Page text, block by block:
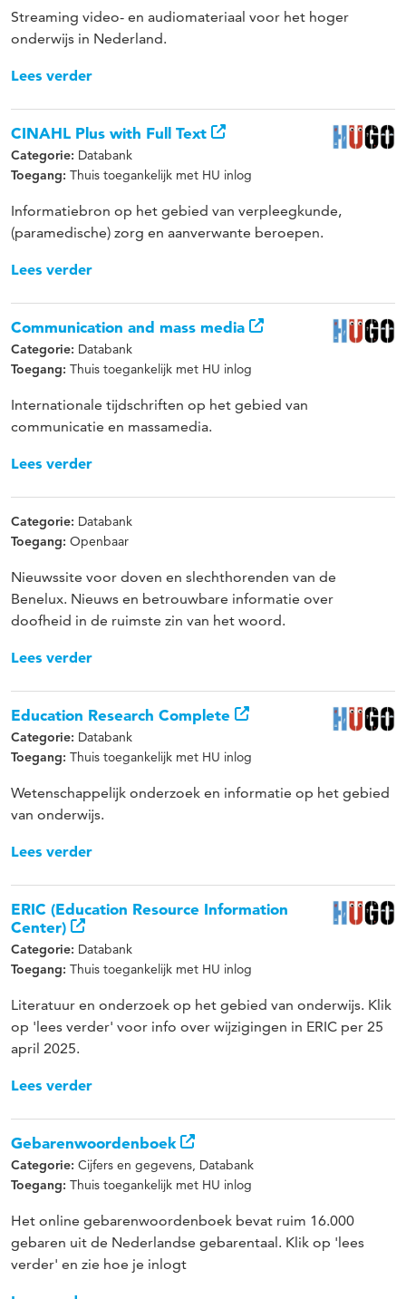
Streaming video- en audiomateriaal voor het hoger
onderwijs in Nederland.
Lees verder
CINAHL Plus with Full Text
Categorie: Databank
Toegang: Thuis toegankelijk met HU inlog
Informatiebron op het gebied van verpleegkunde,
(paramedische) zorg en aanverwante beroepen.
Lees verder
Communication and mass media
Categorie: Databank
Toegang: Thuis toegankelijk met HU inlog
Internationale tijdschriften op het gebied van
communicatie en massamedia.
Lees verder
Categorie: Databank
Toegang: Openbaar
Nieuwssite voor doven en slechthorenden van de
Benelux. Nieuws en betrouwbare informatie over
doofheid in de ruimste zin van het woord.
Lees verder
Education Research Complete
Categorie: Databank
Toegang: Thuis toegankelijk met HU inlog
Wetenschappelijk onderzoek en informatie op het gebied
van onderwijs.
Lees verder
ERIC (Education Resource Information
Center)
Categorie: Databank
Toegang: Thuis toegankelijk met HU inlog
Literatuur en onderzoek op het gebied van onderwijs. Klik
op 'lees verder' voor info over wijzigingen in ERIC per 25
april 2025.
Lees verder
Gebarenwoordenboek
Categorie: Cijfers en gegevens, Databank
Toegang: Thuis toegankelijk met HU inlog
Het online gebarenwoordenboek bevat ruim 16.000
gebaren uit de Nederlandse gebarentaal. Klik op 'lees
verder' en zie hoe je inlogt